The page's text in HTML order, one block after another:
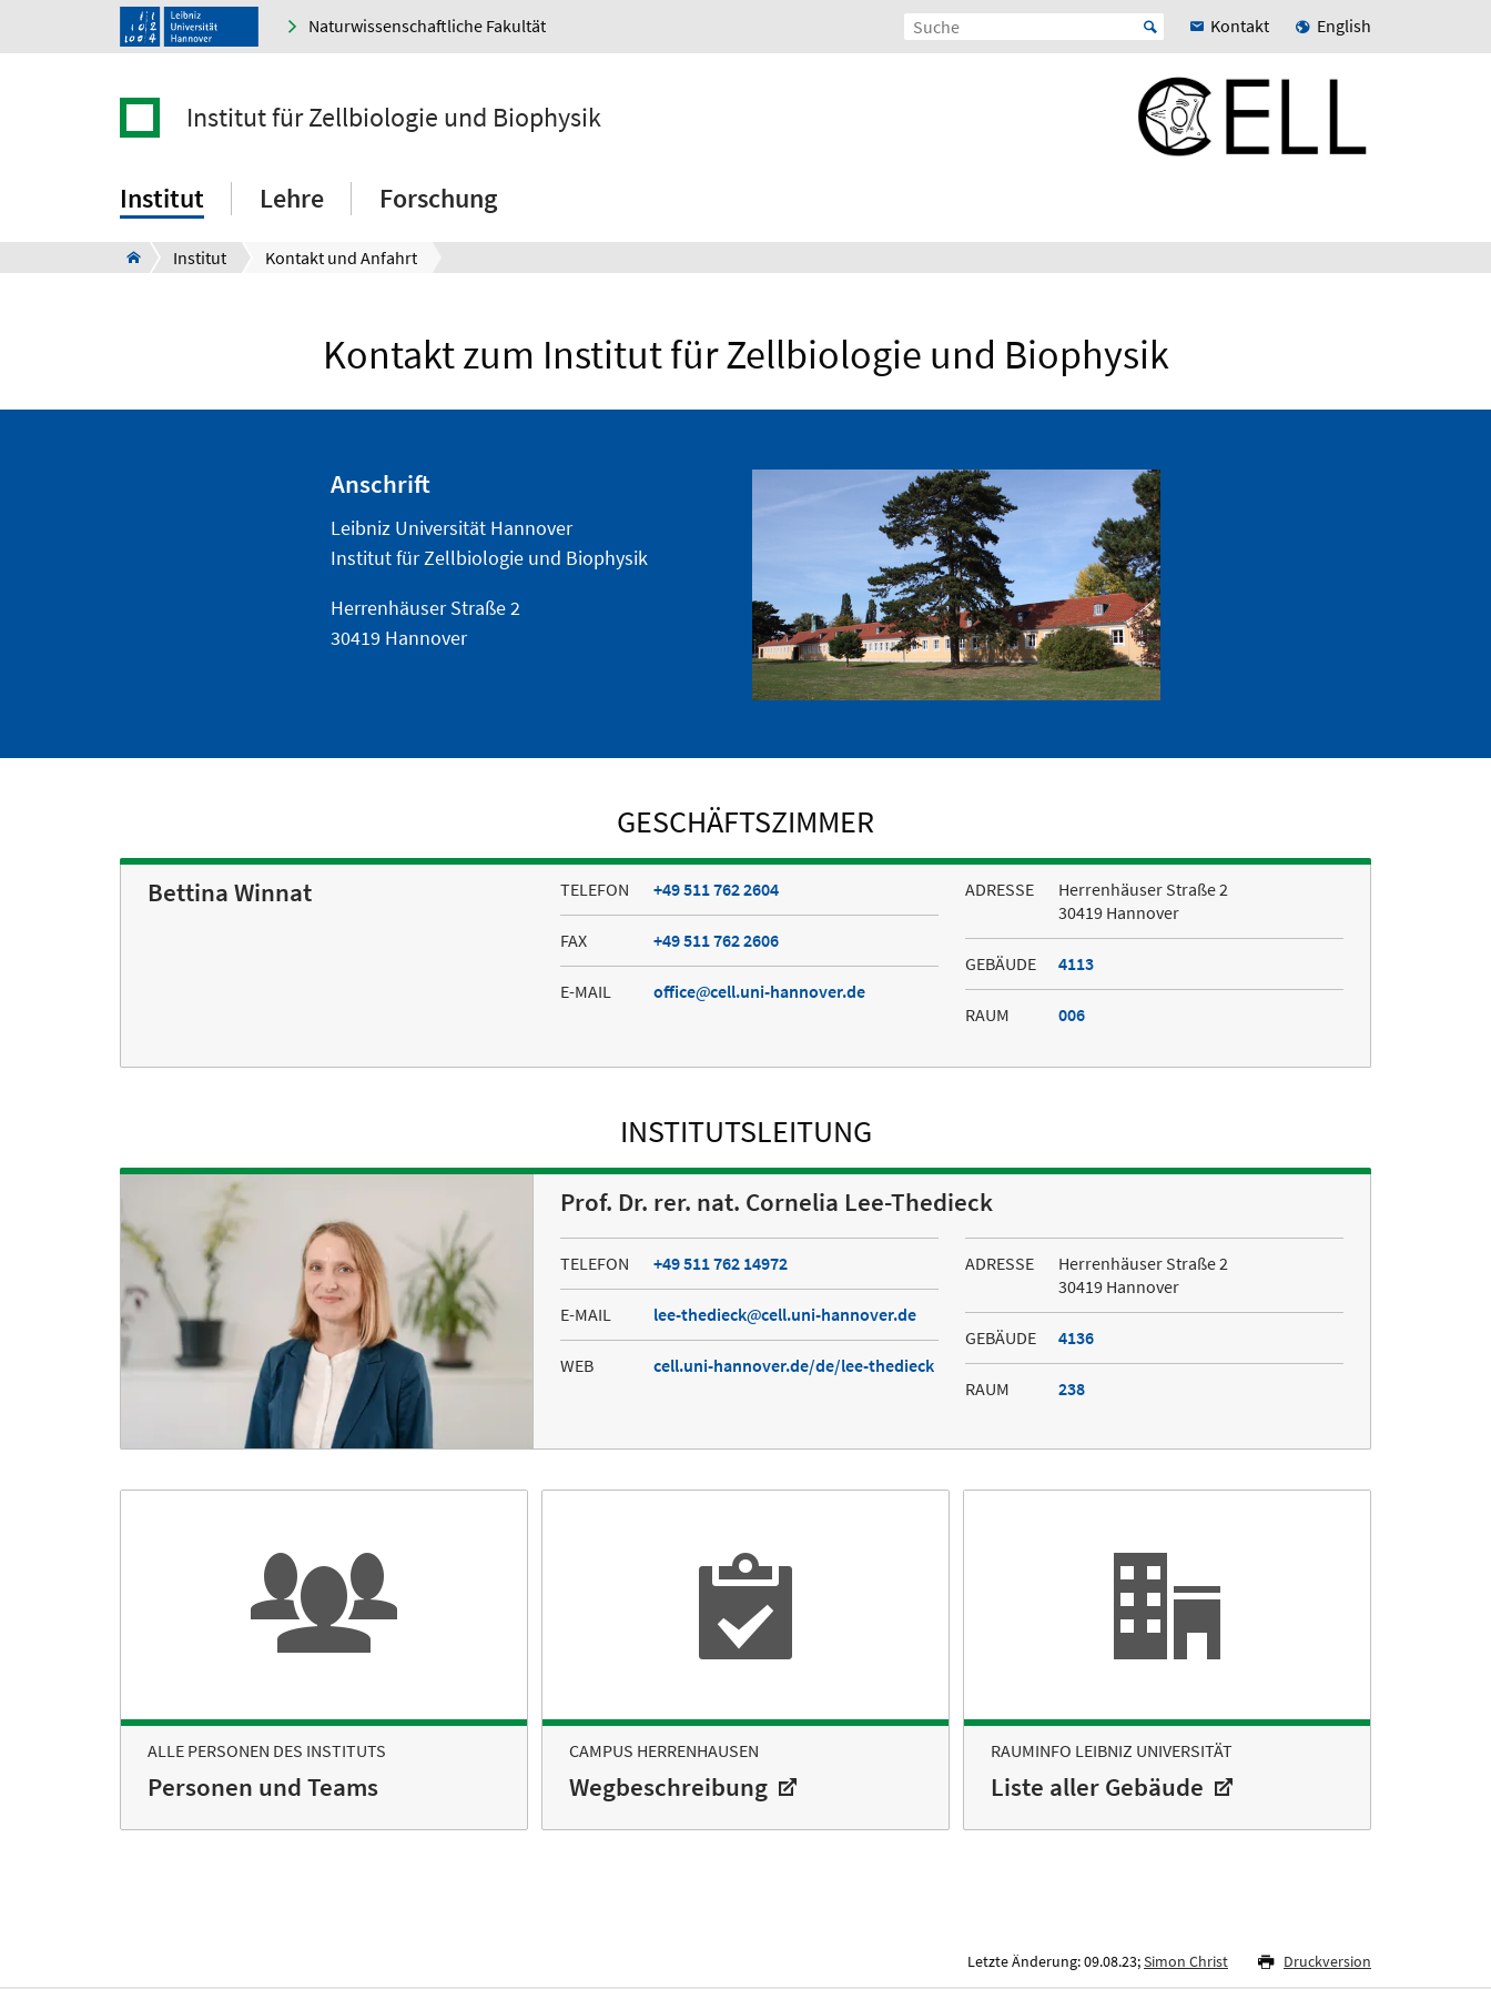
Naturwissenschaftliche Fakultät Kontakt English
Institut für Zellbiologie und Biophysik
Institut Lehre Forschung
Institut Kontakt und Anfahrt
Kontakt zum Institut für Zellbiologie und Biophysik
Anschrift
Leibniz Universität Hannover
Institut für Zellbiologie und Biophysik
Herrenhäuser Straße 2
30419 Hannover
GESCHÄFTSZIMMER
Bettina Winnat TELEFON +49 511 762 2604
FAX +49 511 762 2606
E-MAIL office cell.uni-hannover.de
ADRESSE
Herrenhäuser Straße 2
30419 Hannover
GEBÄUDE 4113
RAUM 006
INSTITUTSLEITUNG
Prof. Dr. rer. nat. Cornelia Lee-Thedieck
TELEFON +49 511 762 14972
E-MAIL lee-thedieck cell.uni-hannover.de
WEB cell.uni-hannover.de/de/lee-thedieck
ADRESSE
Herrenhäuser Straße 2
30419 Hannover
GEBÄUDE 4136
RAUM 238
ALLE PERSONEN DES INSTITUTS
Personen und Teams
CAMPUS HERRENHAUSEN
Wegbeschreibung
RAUMINFO LEIBNIZ UNIVERSITÄT
Liste aller Gebäude
Letzte Änderung: 09.08.23;Simon Christ Druckversion